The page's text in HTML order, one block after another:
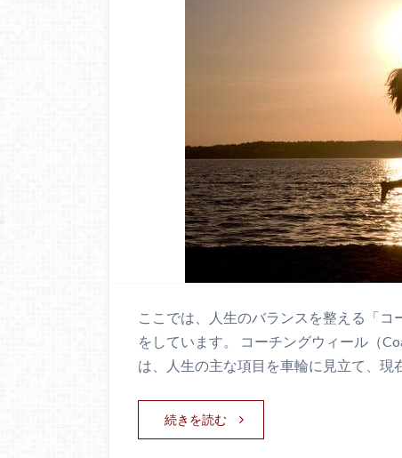
ここでは、人生のバランスを整える「
をしています。 コーチングウィール（
は、人生の主な項目を車輪に見立て、現
続きを読む